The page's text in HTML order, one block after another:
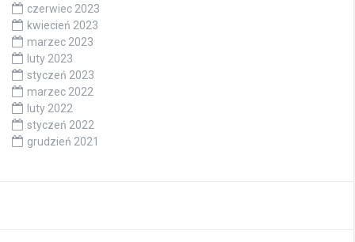
czerwiec 2023
kwiecień 2023
marzec 2023
luty 2023
styczeń 2023
marzec 2022
luty 2022
styczeń 2022
grudzień 2021